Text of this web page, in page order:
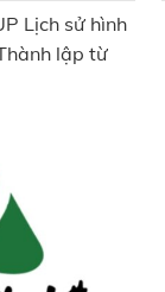
Lịch sử hình
lập từ